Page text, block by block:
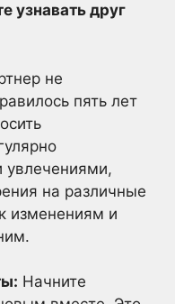
узнавать друг
не
пять лет
увлечениями,
на различные
изменениям и
Начните